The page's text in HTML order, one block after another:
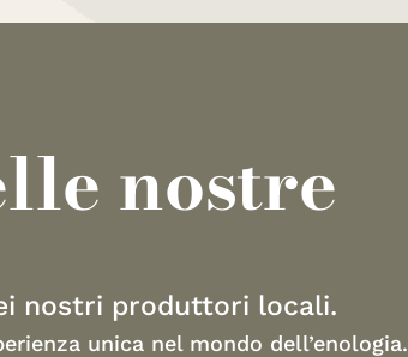
nostre
nostri produttori locali.
unica nel mondo dell’enologia.